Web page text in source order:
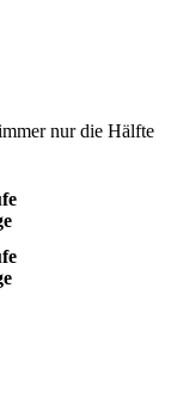
nur die Hälfte